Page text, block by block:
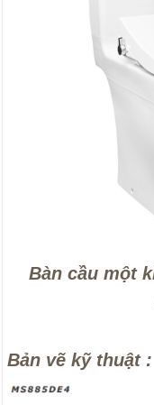
Bàn cầu một
Bản vẽ kỹ thuật :